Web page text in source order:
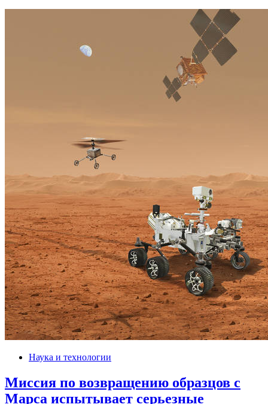
Наука и технологии
Миссия по возвращению образцов с
Марса испытывает серьезные